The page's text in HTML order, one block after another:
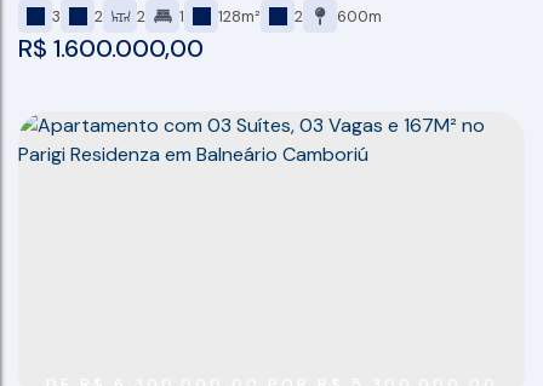
R$ 1.600.000,00
3 2 2 1 128m² 2 600m